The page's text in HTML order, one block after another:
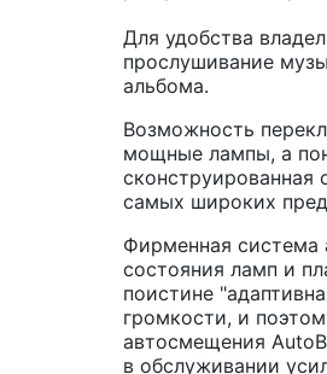
Для удобства
прослушивание
альбома.
Возможность
мощные лампы, а
сконструированная
самых широких
Фирменная система
состояния ламп и
поистине
громкости, и
автосмещения
в обслуживании